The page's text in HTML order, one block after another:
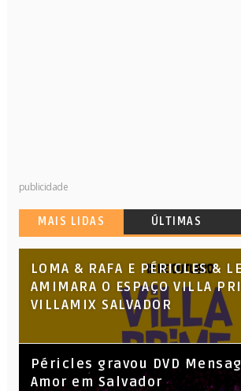
publicidade
MAIS LIDAS ÚLTIMAS
LOMA & RAFA E PÉRICLES &
AMIMARA O ESPAÇO VILLA
VILLAMIX SALVADOR
Péricles gravou DVD
Amor em Salvador